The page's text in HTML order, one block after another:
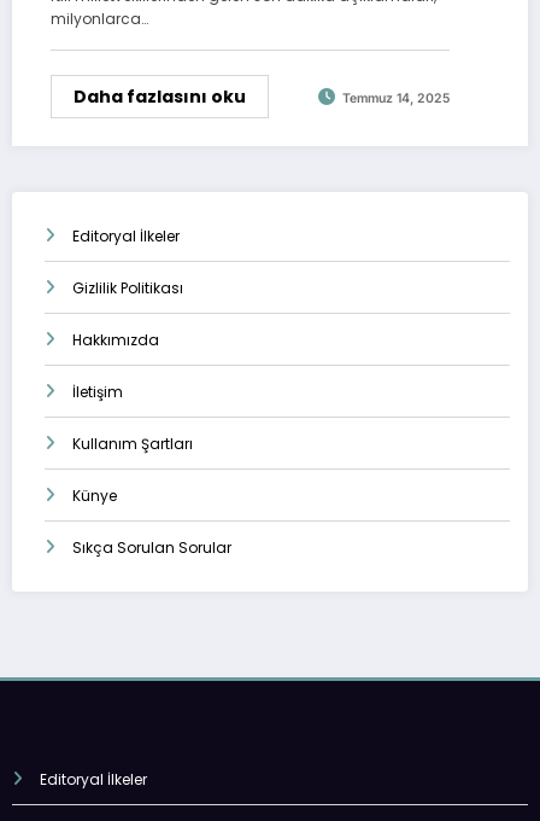
milyonlarca…
Daha fazlasını oku Temmuz 14, 2025
Editoryal İlkeler
Gizlilik Politikası
Hakkımızda
İletişim
Kullanım Şartları
Künye
Sıkça Sorulan Sorular
Editoryal İlkeler